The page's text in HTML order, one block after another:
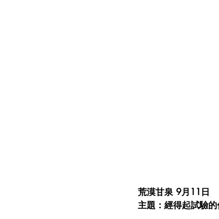
荒漠甘泉 9月11日
主題：經得起試驗